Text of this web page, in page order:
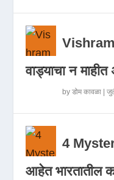
वाड्याचा न
byडोम कावळा |
4
आहेत भारतातील